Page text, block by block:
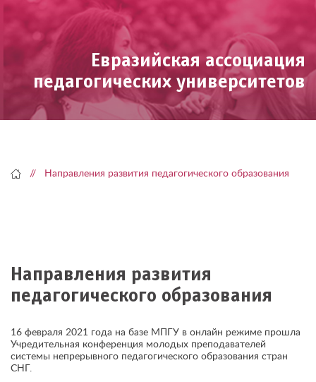
Skip
Евразийская ассоциация
педагогических университетов
Направления развития педагогического образования
Направления развития
педагогического образования
16 февраля 2021 года на базе МПГУ в онлайн режиме прошла
Учредительная конференция молодых преподавателей
системы непрерывного педагогического образования стран
СНГ.